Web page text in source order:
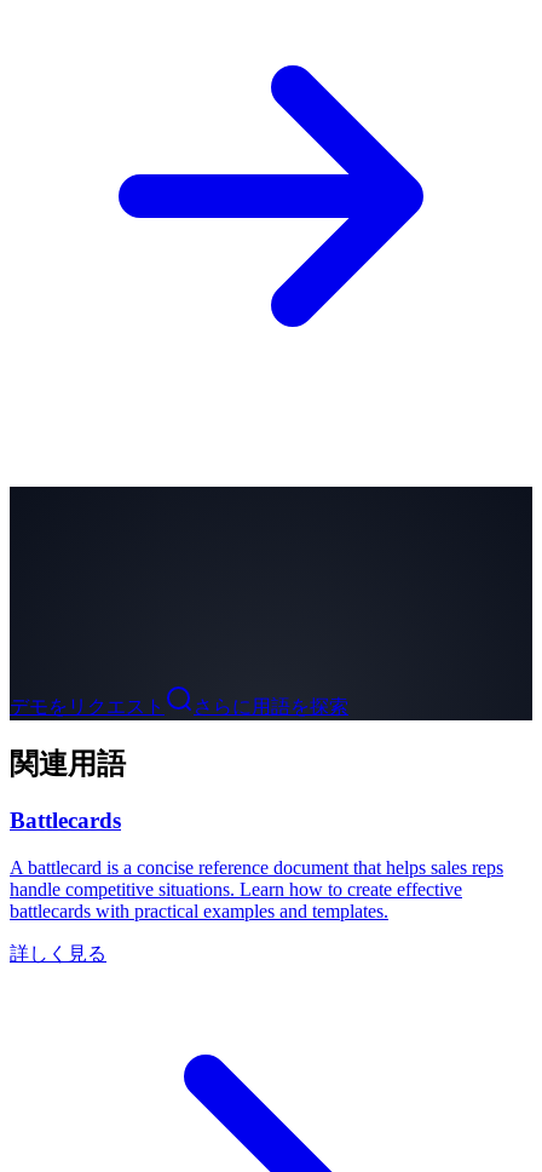
デモをリクエスト さらに用語を探索
関連用語
Battlecards
A battlecard is a concise reference document that helps sales reps
handle competitive situations. Learn how to create effective
battlecards with practical examples and templates.
詳しく見る